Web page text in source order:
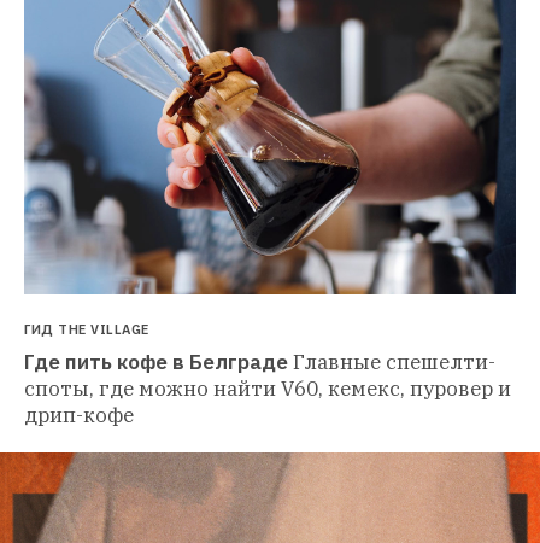
ГИД THE VILLAGE
Где пить кофе в БелградеГлавные спешелти-
споты, где можно найти V60, кемекс, пуровер и
дрип-кофе